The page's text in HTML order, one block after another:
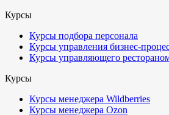
Курсы
Курсы подбора персонала
Курсы управления бизнес-
Курсы управляющего
Курсы
Курсы менеджера Wildberries
Курсы менеджера Ozon